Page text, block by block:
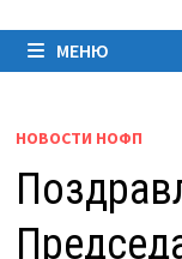
МЕНЮ
НОВОСТИ НОФП